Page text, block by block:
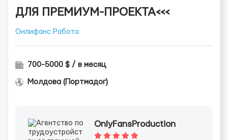
ДЛЯ ПРЕМИУМ-ПРОЕКТА<<<
Онлифанс Работа
700-5000 $ / в месяц
Молдова (Портмадог)
OnlyFansProduction